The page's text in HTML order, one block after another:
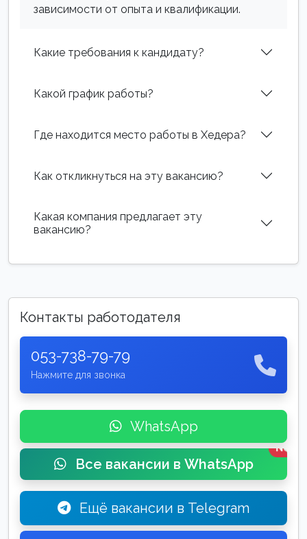
зависимости от опыта и квалификации.
Какие требования к кандидату?
Какой график работы?
Где находится место работы в Хедера?
Как откликнуться на эту вакансию?
Какая компания предлагает эту
вакансию?
Контакты работодателя
053-738-79-79
Нажмите для звонка
WhatsApp
Все вакансии в WhatsApp
New
Ещё вакансии в Telegram